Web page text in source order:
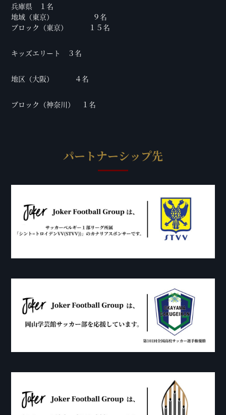
兵庫県 １名
地域（東京） ９名
ブロック（東京） １５名
キッズエリート ３名
地区（大阪） ４名
ブロック（神奈川） １名
パートナーシップ先